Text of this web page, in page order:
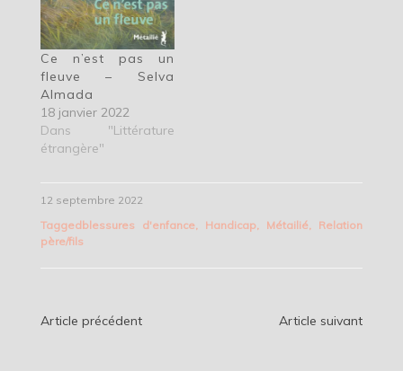
Ce n’est pas un
fleuve – Selva
Almada
18 janvier 2022
Dans "Littérature
étrangère"
12 septembre 2022
Taggedblessures d'enfance, Handicap Métailié
Relation
père/fils
Navigation
Article précédent Article suivant